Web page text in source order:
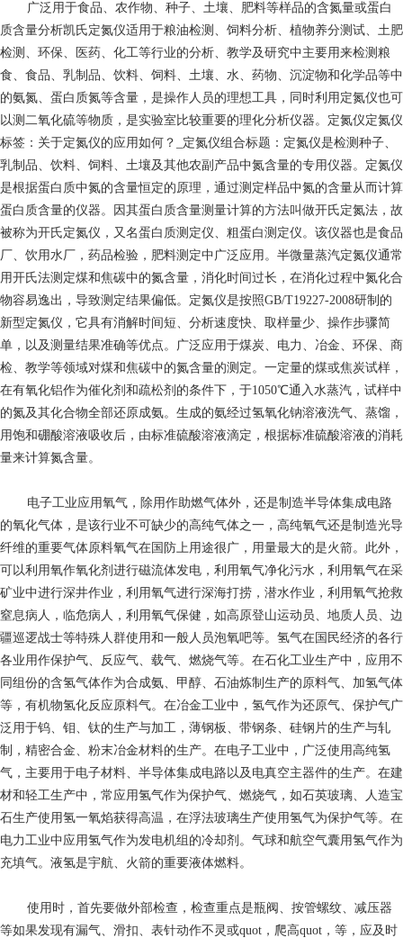
广泛用于食品、农作物、种子、土壤、肥料等样品的含氮量或蛋白
质含量分析凯氏定氮仪适用于粮油检测、饲料分析、植物养分测试、土肥
检测、环保、医药、化工等行业的分析、教学及研究中主要用来检测粮
食、食品、乳制品、饮料、饲料、土壤、水、药物、沉淀物和化学品等中
的氨氮、蛋白质氮等含量，是操作人员的理想工具，同时利用定氮仪也可
以测二氧化硫等物质，是实验室比较重要的理化分析仪器。定氮仪定氮仪
标签：关于定氮仪的应用如何？_定氮仪组合标题：定氮仪是检测种子、
乳制品、饮料、饲料、土壤及其他农副产品中氮含量的专用仪器。定氮仪
是根据蛋白质中氮的含量恒定的原理，通过测定样品中氮的含量从而计算
蛋白质含量的仪器。因其蛋白质含量测量计算的方法叫做开氏定氮法，故
被称为开氏定氮仪，又名蛋白质测定仪、粗蛋白测定仪。该仪器也是食品
厂、饮用水厂，药品检验，肥料测定中广泛应用。半微量蒸汽定氮仪通常
用开氏法测定煤和焦碳中的氮含量，消化时间过长，在消化过程中氮化合
物容易逸出，导致测定结果偏低。定氮仪是按照GB/T19227-2008研制的
新型定氮仪，它具有消解时间短、分析速度快、取样量少、操作步骤简
单，以及测量结果准确等优点。广泛应用于煤炭、电力、冶金、环保、商
检、教学等领域对煤和焦碳中的氮含量的测定。一定量的煤或焦炭试样，
在有氧化铝作为催化剂和疏松剂的条件下，于1050℃通入水蒸汽，试样中
的氮及其化合物全部还原成氨。生成的氨经过氢氧化钠溶液洗气、蒸馏，
用饱和硼酸溶液吸收后，由标准硫酸溶液滴定，根据标准硫酸溶液的消耗
量来计算氮含量。
电子工业应用氧气，除用作助燃气体外，还是制造半导体集成电路
的氧化气体，是该行业不可缺少的高纯气体之一，高纯氧气还是制造光导
纤维的重要气体原料氧气在国防上用途很广，用量最大的是火箭。此外，
可以利用氧作氧化剂进行磁流体发电，利用氧气净化污水，利用氧气在采
矿业中进行深井作业，利用氧气进行深海打捞，潜水作业，利用氧气抢救
窒息病人，临危病人，利用氧气保健，如高原登山运动员、地质人员、边
疆巡逻战士等特殊人群使用和一般人员泡氧吧等。氢气在国民经济的各行
各业用作保护气、反应气、载气、燃烧气等。在石化工业生产中，应用不
同组份的含氢气体作为合成氨、甲醇、石油炼制生产的原料气、加氢气体
等，有机物氢化反应原料气。在冶金工业中，氢气作为还原气、保护气广
泛用于钨、钼、钛的生产与加工，薄钢板、带钢条、硅钢片的生产与轧
制，精密合金、粉末冶金材料的生产。在电子工业中，广泛使用高纯氢
气，主要用于电子材料、半导体集成电路以及电真空主器件的生产。在建
材和轻工生产中，常应用氢气作为保护气、燃烧气，如石英玻璃、人造宝
石生产使用氢一氧焰获得高温，在浮法玻璃生产使用氢气为保护气等。在
电力工业中应用氢气作为发电机组的冷却剂。气球和航空气囊用氢气作为
充填气。液氢是宇航、火箭的重要液体燃料。
使用时，首先要做外部检查，检查重点是瓶阀、按管螺纹、减压器
等如果发现有漏气、滑扣、表针动作不灵或quot，爬高quot，等，应及时